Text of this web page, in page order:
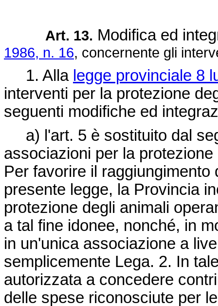
Art. 13. Modifica ed
1986, n. 16, concernente gli
1. Alla legge provinciale 8
interventi per la protezione
seguenti modifiche ed
a) l'art. 5 è sostituito dal
associazioni per la
Per favorire il
presente legge, la Provincia
protezione degli animali
a tal fine idonee, nonché, in
in un'unica associazione a
semplicemente Lega. 2. In
autorizzata a concedere
delle spese riconosciute per